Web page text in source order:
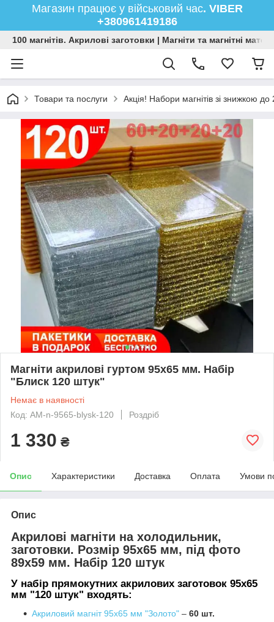
Магазин працює у військовий час. VIBER
+380961419186
100 магнітів. Акрилові заготовки | Магніти та магнітні
Товари та послуги Акція! Набори магнітів зі знижкою до
Магніти акрилові гуртом 95х65 мм. Набір
"Блиск 120 штук"
Немає в наявності
Код: АМ-n-9565-blysk-120
Роздріб
1 330 ₴
Опис Характеристики Доставка Оплата Умови
Опис
Акрилові магніти на холодильник,
заготовки. Розмір 95х65 мм, під фото
89х59 мм. Набір 120 штук
У набір прямокутних акрилових заготовок 95х65
мм "120 штук" входять:
Акриловий магніт 95х65 мм "Золото" – 60 шт.